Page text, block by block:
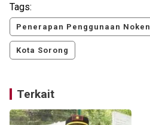
Tags:
Penerapan Penggunaan Noken
Kota Sorong
Terkait